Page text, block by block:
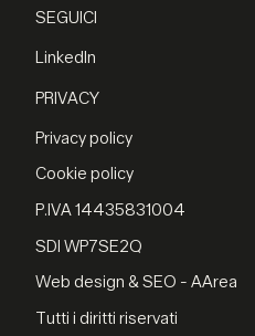
SEGUICI
LinkedIn
PRIVACY
Privacy policy
Cookie policy
P.IVA 14435831004
SDI WP7SE2Q
Web design & SEO - AArea
Tutti i diritti riservati